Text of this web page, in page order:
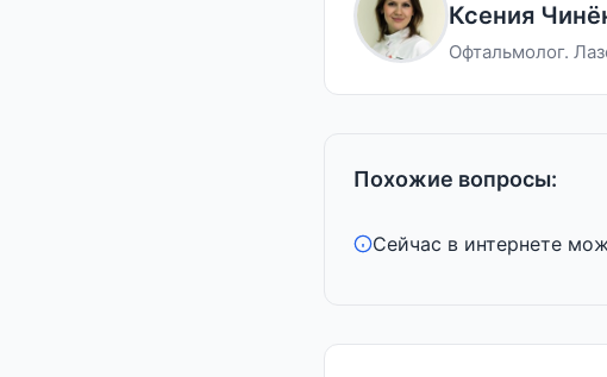
Ксения
Офтальмолог.
Похожие вопросы:
Сейчас в интернете